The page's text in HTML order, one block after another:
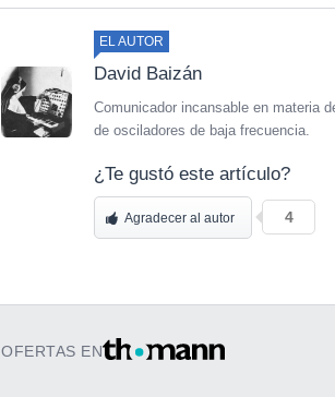
EL AUTOR
David Baizán
Comunicador incansable en materia
de osciladores de baja frecuencia.
¿Te gustó este artículo?
Agradecer al autor 4
OFERTAS EN